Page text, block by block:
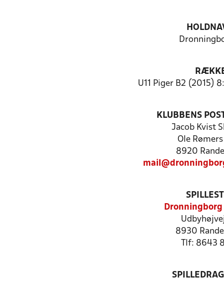
U11 Piger B2 (2015)
KLUBBENS
Jacob Kvist
Ole Rømers
8920
Udbyhøjvej
8930
Tlf: 8643